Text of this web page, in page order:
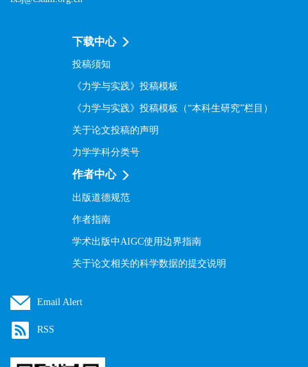
下载中心
投稿须知
《力学与实践》投稿模板
《力学与实践》投稿模板（“本科生研究”栏目）
关于论文投稿的声明
力学学科分类号
作者中心
出版道德规范
作者指南
学术出版中AIGC使用边界指南
关于论文相关的科学数据的提交说明
Email Alert
RSS